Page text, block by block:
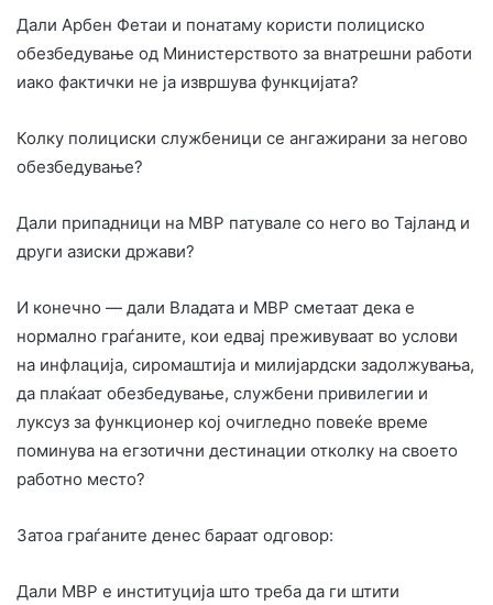
Дали Арбен Фетаи и понатаму користи полициско
обезбедување од Министерството за внатрешни работи
иако фактички не ја извршува функцијата?
Колку полициски службеници се ангажирани за негово
обезбедување?
Дали припадници на МВР патувале со него во Тајланд и
други азиски држави?
И конечно — дали Владата и МВР сметаат дека е
нормално граѓаните, кои едвај преживуваат во услови
на инфлација, сиромаштија и милијардски задолжувања,
да плаќаат обезбедување, службени привилегии и
луксуз за функционер кој очигледно повеќе време
поминува на егзотични дестинации отколку на своето
работно место?
Затоа граѓаните денес бараат одговор:
Дали МВР е институција што треба да ги штити